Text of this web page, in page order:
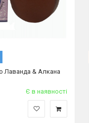
Лаванда & Алкана
Є в наявності